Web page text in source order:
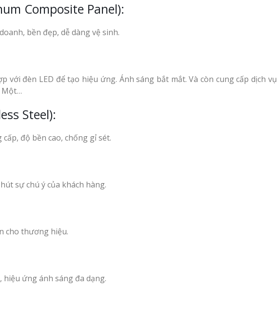
Composite Panel):
bền đẹp, dễ dàng vệ sinh.
với đèn LED để tạo hiệu ứng. Ánh sáng bắt mắt. Và còn cung cấp dịch vụ
Một…
Steel):
độ bền cao, chống gỉ sét.
sự chú ý của khách hàng.
cho thương hiệu.
ứng ánh sáng đa dạng.